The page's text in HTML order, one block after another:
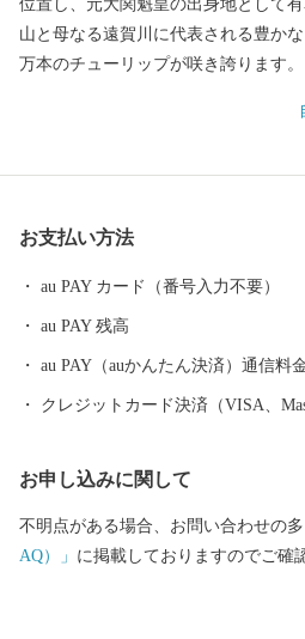
位置し、元大関魁皇の出身地として有名なま
山と母なる遠賀川に代表される豊か
万本のチューリップが咲き誇ります
として栄えるなど、深い歴史も息づいています
ません。何卒、ご理解のほどお願い申
お支払い方法
au PAY カード（番号入力不要）
au PAY 残高
au PAY（auかんたん決済）通信料
クレジットカード決済（VISA、
お申し込みに関して
不明点がある場合、お問い合わせの
AQ）」 に掲載しておりますのでご確